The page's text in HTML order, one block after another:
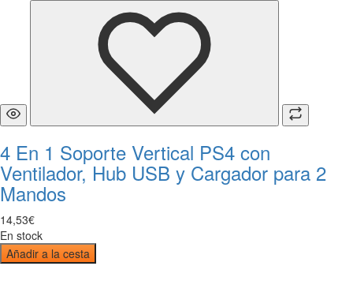
4 En 1 Soporte Vertical PS4 con
Ventilador, Hub USB y Cargador para 2
Mandos
14,53€
En stock
Añadir a la cesta